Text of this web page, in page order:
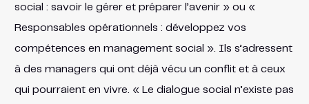
social : savoir le gérer et préparer l’avenir » ou «
Responsables opérationnels : développez vos
compétences en management social ». Ils s’adressent
à des managers qui ont déjà vécu un conflit et à ceux
qui pourraient en vivre. « Le dialogue social n’existe pas